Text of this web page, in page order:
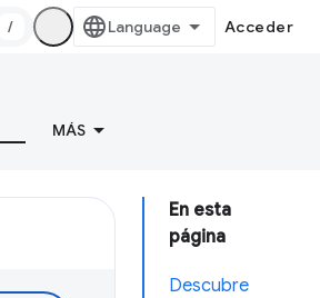
/ Acceder
MÁS
En esta
página
Descubre